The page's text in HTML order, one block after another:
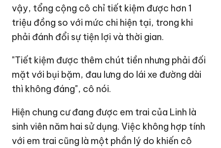
vậy, tổng cộng cô chỉ tiết kiệm được hơn 1
triệu đồng so với mức chi hiện tại, trong khi
phải đánh đổi sự tiện lợi và thời gian.
"Tiết kiệm được thêm chút tiền nhưng phải đối
mặt với bụi bặm, đau lưng do lái xe đường dài
thì không đáng", cô nói.
Hiện chung cư đang được em trai của Linh là
sinh viên năm hai sử dụng. Việc không hợp tính
với em trai cũng là một phần lý do khiến cô